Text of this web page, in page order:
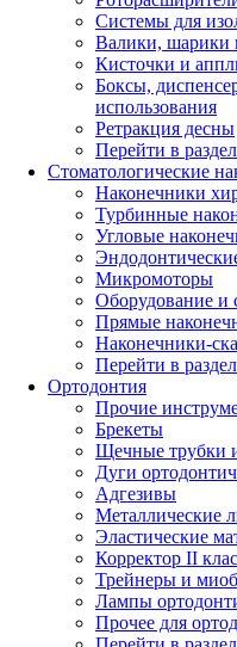
Системы для
Валики, шарики
Кисточки и
Боксы,
использования
Ретракция десны
Перейти в раздел
Стоматологические
Наконечники
Турбинные
Угловые
Микромоторы
Оборудование и
Прямые
Наконечники-
Перейти в раздел
Ортодонтия
Прочие
Брекеты
Щечные трубки
Дуги
Адгезивы
Металлические
Эластические
Корректор II
Трейнеры и
Лампы
Прочее для